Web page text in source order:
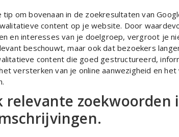
tip om bovenaan in de zoekresultaten van
content op je website. Door
en interesses van je doelgroep, vergroot je
beschouwt, maar ook dat bezoekers
content die goed gestructureerd,
versterken van je online aanwezigheid en
relevante zoekwoorden